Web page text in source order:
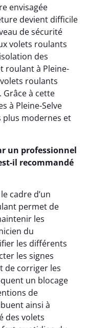
envisagée
devient difficile
de sécurité
volets roulants
des
roulant à Pleine-
roulants
à cette
à Pleine-Selve
plus modernes et
un professionnel
il recommandé
cadre d’un
permet de
les
du
les différents
les signes
de corriger les
un blocage
de
ainsi à
des volets